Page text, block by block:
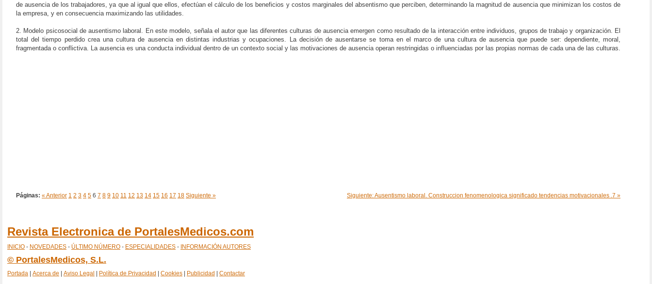
de ausencia de los trabajadores, ya que al igual que ellos, efectúan el cálculo de los beneficios y costos marginales del absentismo que perciben, determinando la magnitud de ausencia que minimizan los costos de
la empresa, y en consecuencia maximizando las utilidades.
2. Modelo psicosocial de ausentismo laboral. En este modelo, señala el autor que las diferentes culturas de ausencia emergen como resultado de la interacción entre individuos, grupos de trabajo y organización. El
total del tiempo perdido crea una cultura de ausencia en distintas industrias y ocupaciones. La decisión de ausentarse se toma en el marco de una cultura de ausencia que puede ser: dependiente, moral,
fragmentada o conflictiva. La ausencia es una conducta individual dentro de un contexto social y las motivaciones de ausencia operan restringidas o influenciadas por las propias normas de cada una de las culturas.
Páginas: « Anterior 1 2 3 4 5 6 7 8 9 10 11 12 13 14 15 16 17 18 Siguiente » Siguiente: Ausentismo laboral. Construccion fenomenologica significado tendencias motivacionales .7 »
Revista Electronica de PortalesMedicos.com
INICIO - NOVEDADES - ÚLTIMO NÚMERO - ESPECIALIDADES - INFORMACIÓN AUTORES
© PortalesMedicos, S.L.
Portada Acerca de Aviso Legal Política de Privacidad Cookies Publicidad Contactar